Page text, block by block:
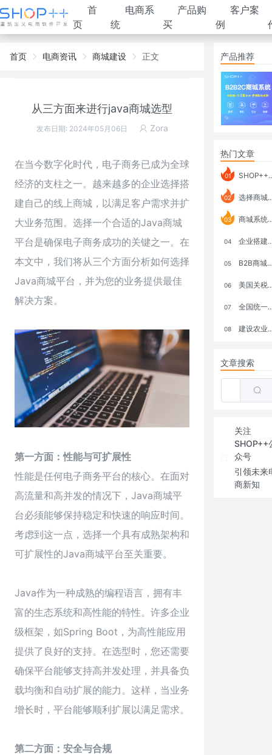
首
页
电商系
统
产品购
买
客户案
例
首页 电商资讯 商城建设 正文
从三方面来进行java商城选型
发布日期: 2024年05月06日 Zora
在当今数字化时代，电子商务已成为全球
经济的支柱之一。越来越多的企业选择搭
建自己的线上商城，以满足客户需求并扩
大业务范围。选择一个合适的Java商城
平台是确保电子商务成功的关键之一。在
本文中，我们将从三个方面分析如何选择
Java商城平台，并为您的业务提供最佳
解决方案。
第一方面：性能与可扩展性
性能是任何电子商务平台的核心。在面对
高流量和高并发的情况下， Java商城平
台必须能够保持稳定和快速的响应时间。
考虑到这一点，选择一个具有成熟架构和
可扩展性的Java商城平台至关重要。
Java作为一种成熟的编程语言，拥有丰
富的生态系统和高性能的特性。许多企业
级框架，如Spring Boot，为高性能应用
提供了良好的支持。在选型时，您还需要
确保平台能够支持高并发处理，并具备负
载均衡和自动扩展的能力。这样，当业务
增长时，平台能够顺利扩展以满足需求。
第二方面：安全与合规
产品推荐
热门文章
01 SHOP++ B2B2C V9.1 全新发布 新亮点
02 选择商城系统要考虑哪些问题？
03 商城系统如何打通跨境电商模式？
04 企业搭建积分商城系统要注意什么？
05 B2B商城系统搭建：开发语言、功能、优势分析
06 美国关税政策冲击全球电商格局：五大类平台受重创，转型与自救成关键
07 全国统一大市场：电商如何掘金新蓝海？
08 建设农业强国，网上商城来助力！
文章搜索
关注
SHOP++
众号
引领未来
商新知